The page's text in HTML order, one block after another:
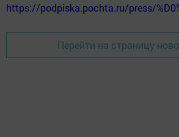
https://podpiska.pochta.ru/press/
Перейти на страницу